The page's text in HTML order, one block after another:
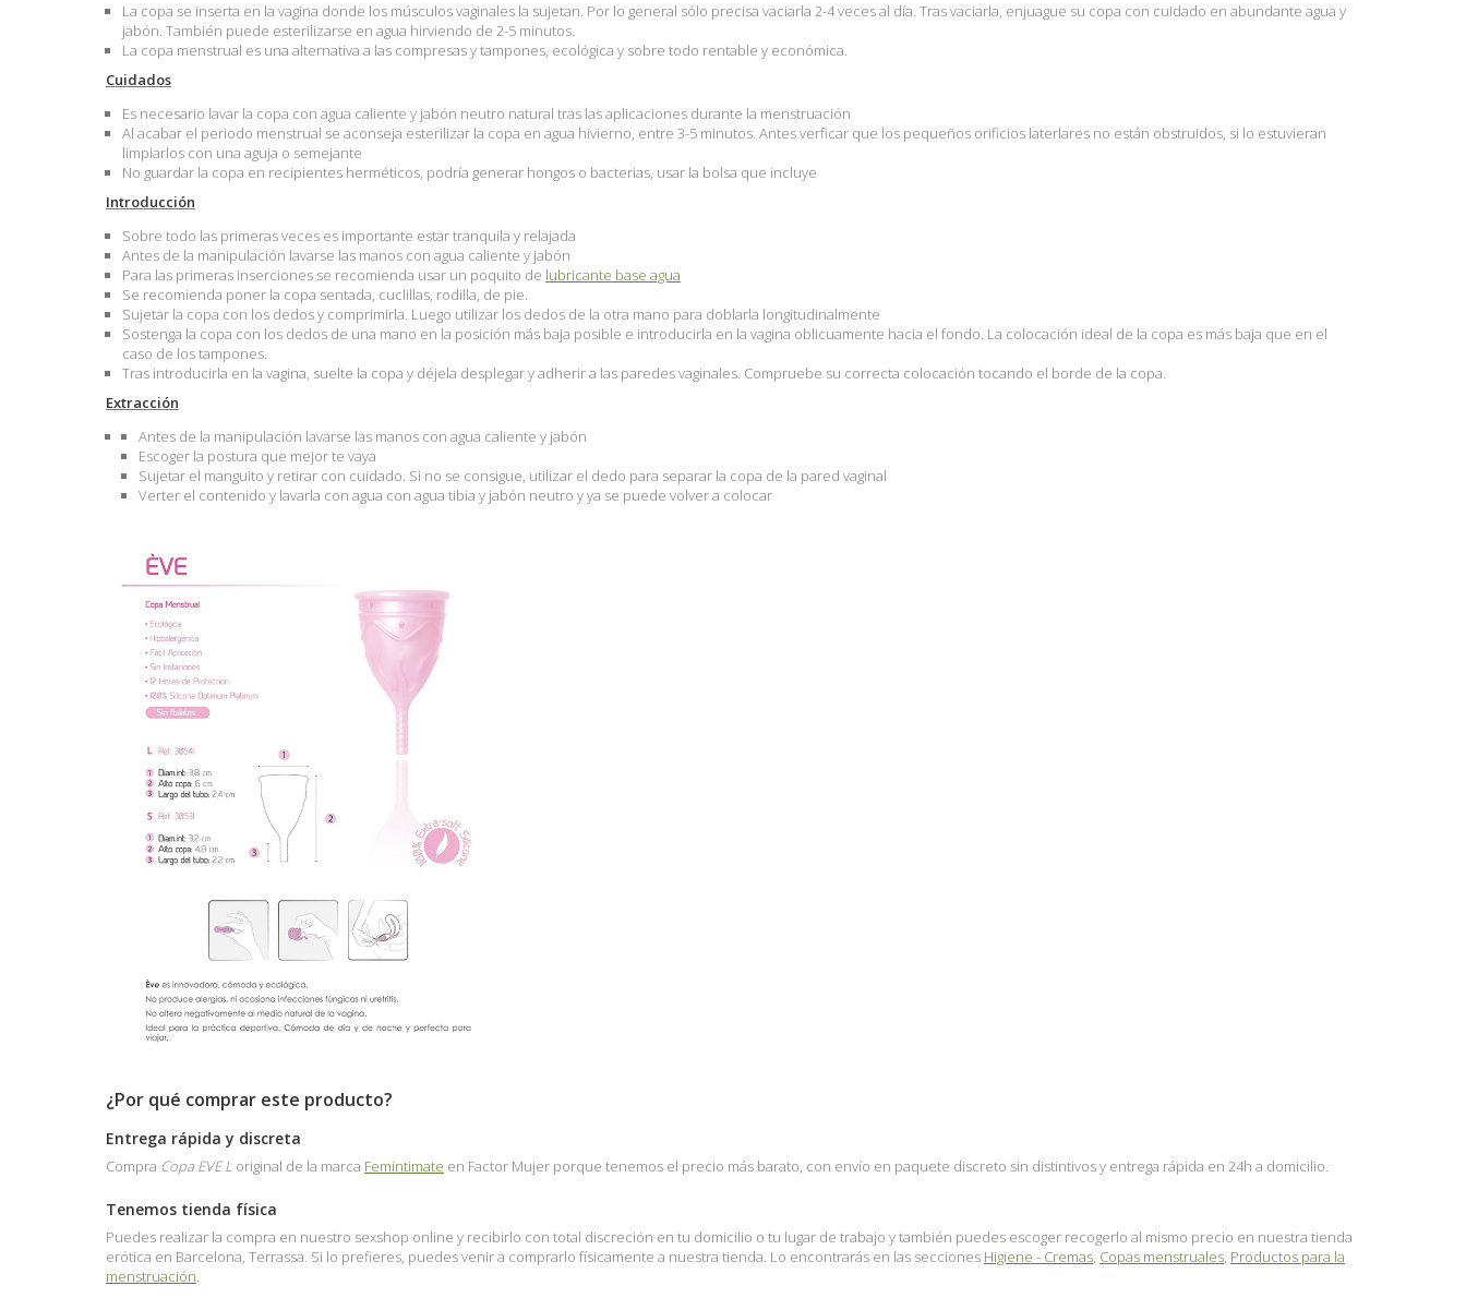
La copa se inserta en la vagina donde los músculos vaginales la sujetan. Por lo general sólo precisa vaciarla 2-4 veces al día. Tras vaciarla, enjuague su copa con cuidado en abundante agua y
jabón. También puede esterilizarse en agua hirviendo de 2-5 minutos.
La copa menstrual es una alternativa a las compresas y tampones, ecológica y sobre todo rentable y económica.
Cuidados
Es necesario lavar la copa con agua caliente y jabón neutro natural tras las aplicaciones durante la menstruación
Al acabar el periodo menstrual se aconseja esterilizar la copa en agua hivierno, entre 3-5 minutos. Antes verficar que los pequeños orificios laterlares no están obstruidos, si lo estuvieran
limpiarlos con una aguja o semejante
No guardar la copa en recipientes herméticos, podría generar hongos o bacterias, usar la bolsa que incluye
Introducción
Sobre todo las primeras veces es importante estar tranquila y relajada
Antes de la manipulación lavarse las manos con agua caliente y jabón
Para las primeras inserciones se recomienda usar un poquito de lubricante base agua
Se recomienda poner la copa sentada, cuclillas, rodilla, de pie.
Sujetar la copa con los dedos y comprimirla. Luego utilizar los dedos de la otra mano para doblarla longitudinalmente
Sostenga la copa con los dedos de una mano en la posición más baja posible e introducirla en la vagina oblicuamente hacia el fondo. La colocación ideal de la copa es más baja que en el
caso de los tampones.
Tras introducirla en la vagina, suelte la copa y déjela desplegar y adherir a las paredes vaginales. Compruebe su correcta colocación tocando el borde de la copa.
Extracción
Antes de la manipulación lavarse las manos con agua caliente y jabón
Escoger la postura que mejor te vaya
Sujetar el manguito y retirar con cuidado. Si no se consigue, utilizar el dedo para separar la copa de la pared vaginal
Verter el contenido y lavarla con agua con agua tibia y jabón neutro y ya se puede volver a colocar
¿Por qué comprar este producto?
Entrega rápida y discreta
Compra Copa EVE L original de la marca Femintimate en Factor Mujer porque tenemos el precio más barato, con envío en paquete discreto sin distintivos y entrega rápida en 24h a domicilio.
Tenemos tienda física
Puedes realizar la compra en nuestro sexshop online y recibirlo con total discreción en tu domicilio o tu lugar de trabajo y también puedes escoger recogerlo al mismo precio en nuestra tienda
erótica en Barcelona, Terrassa. Si lo prefieres, puedes venir a comprarlo físicamente a nuestra tienda. Lo encontrarás en las secciones Higiene - Cremas, Copas menstruales, Productos para la
menstruación.